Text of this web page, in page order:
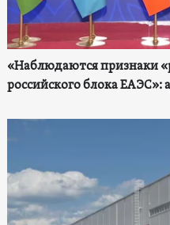
«Наблюдаются признаки
российского блока ЕАЭС»: